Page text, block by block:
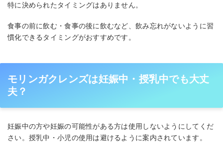
特に決められたタイミングはありません。
食事の前に飲む・食事の後に飲むなど、飲み忘れがないように習
慣化できるタイミングがおすすめです。
モリンガクレンズは妊娠中・授乳中でも大丈
夫？
妊娠中の方や妊娠の可能性がある方は使用しないようにしてくだ
さい。授乳中・小児の使用は避けるように案内されています。